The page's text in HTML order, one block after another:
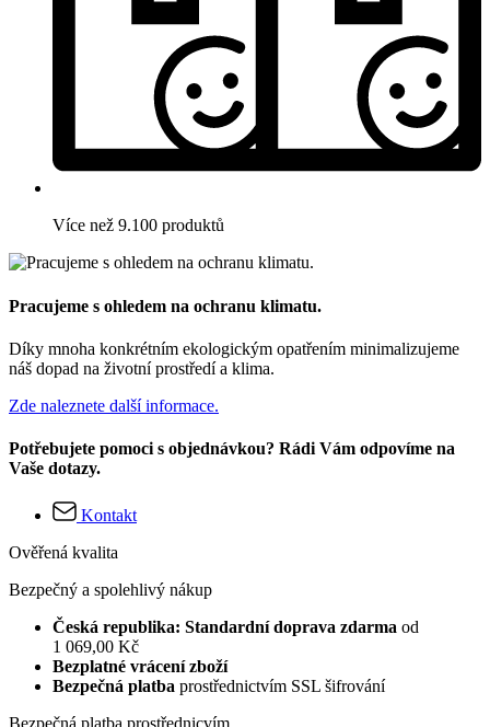
Více než 9.100 produktů
Pracujeme s ohledem na ochranu klimatu.
Díky mnoha konkrétním ekologickým opatřením minimalizujeme
náš dopad na životní prostředí a klima.
Zde naleznete další informace.
Potřebujete pomoci s objednávkou? Rádi Vám odpovíme na
Vaše dotazy.
Kontakt
Ověřená kvalita
Bezpečný a spolehlivý nákup
Česká republika: Standardní doprava zdarma od
1 069,00 Kč
Bezplatné vrácení zboží
Bezpečná platba prostřednictvím SSL šifrování